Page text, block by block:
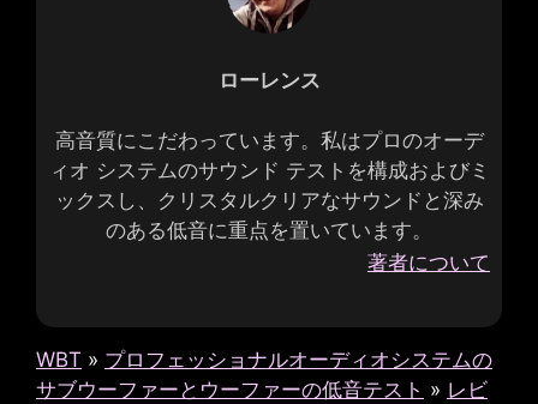
ローレンス
高音質にこだわっています。私はプロのオーデ
ィオ システムのサウンド テストを構成およびミ
ックスし、クリスタルクリアなサウンドと深み
のある低音に重点を置いています。
著者について
WBT » プロフェッショナルオーディオシステムの
サブウーファーとウーファーの低音テスト » レビ